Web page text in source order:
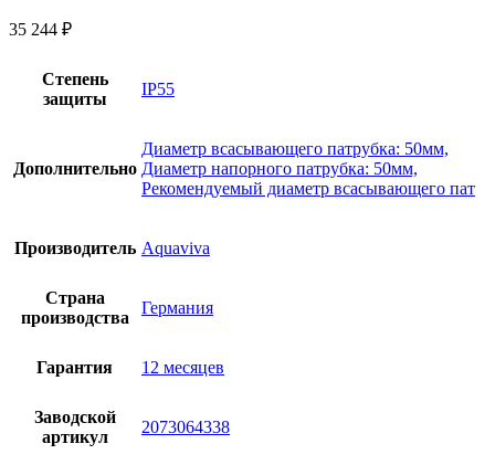
35 244 ₽
Степень
защиты
IP55
Дополнительно
Диаметр всасывающего патрубка: 50мм,
Диаметр напорного патрубка: 50мм,
Рекомендуемый диаметр всасывающего пат
Производитель Aquaviva
Страна
производства
Германия
Гарантия 12 месяцев
Заводской
артикул
2073064338